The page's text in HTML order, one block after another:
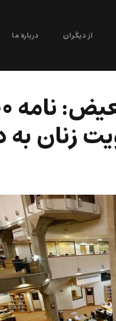
از دیگران درباره ما
زنان